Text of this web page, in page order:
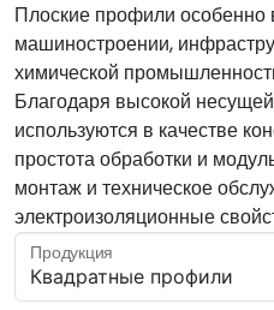
Плоские профили особенно
машиностроении,
химической
Благодаря высокой
используются в качестве
простота обработки и
монтаж и техническое
электроизоляционные
Продукция